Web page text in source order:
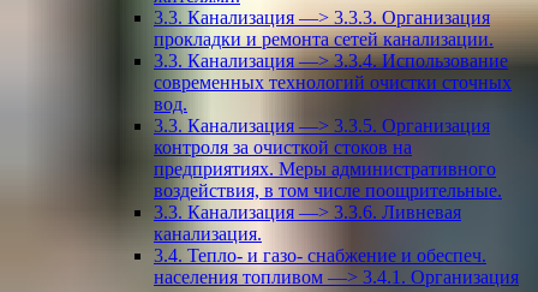
3.3. Канализация —> 3.3.3. Организация
прокладки и ремонта сетей канализации.
3.3. Канализация —> 3.3.4. Использование
современных технологий очистки сточных
вод.
3.3. Канализация —> 3.3.5. Организация
контроля за очисткой стоков на
предприятиях. Меры административного
воздействия, в том числе поощрительные.
3.3. Канализация —> 3.3.6. Ливневая
канализация.
3.4. Тепло- и газо- снабжение и обеспеч.
населения топливом —> 3.4.1. Организация